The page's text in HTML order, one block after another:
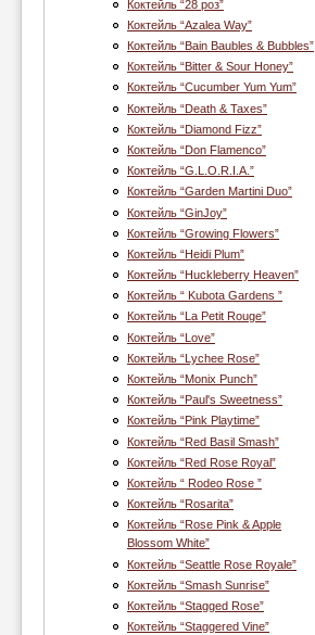
Коктейль “28 роз”
Коктейль “Azalea Way”
Коктейль “Bain Baubles & Bubbles”
Коктейль “Bitter & Sour Honey”
Коктейль “Cucumber Yum Yum”
Коктейль “Death & Taxes”
Коктейль “Diamond Fizz”
Коктейль “Don Flamenco”
Коктейль “G.L.O.R.I.A.”
Коктейль “Garden Martini Duo”
Коктейль “GinJoy”
Коктейль “Growing Flowers”
Коктейль “Heidi Plum”
Коктейль “Huckleberry Heaven”
Коктейль “ Kubota Gardens ”
Коктейль “La Petit Rouge”
Коктейль “Love”
Коктейль “Lychee Rose”
Коктейль “Monix Punch”
Коктейль “Paul's Sweetness”
Коктейль “Pink Playtime”
Коктейль “Red Basil Smash”
Коктейль “Red Rose Royal”
Коктейль “ Rodeo Rose ”
Коктейль “Rosarita”
Коктейль “Rose Pink & Apple
Blossom White”
Коктейль “Seattle Rose Royale”
Коктейль “Smash Sunrise”
Коктейль “Stagged Rose”
Коктейль “Staggered Vine”